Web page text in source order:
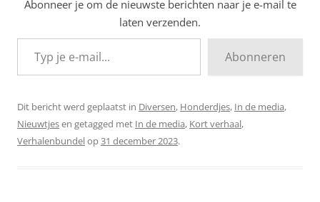
Abonneer je om de nieuwste berichten naar je e-mail te
laten verzenden.
Typ je e-mail...
Abonneren
Dit bericht werd geplaatst in Diversen, Honderdjes, In de media,
Nieuwtjesen getagged met In de media, Kort verhaal,
Verhalenbundelop31 december 2023.